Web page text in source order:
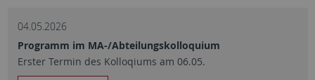
04.05.2026
Programm im MA-/Abteilungskolloquium
Erster Termin des Kolloqiums am 06.05.